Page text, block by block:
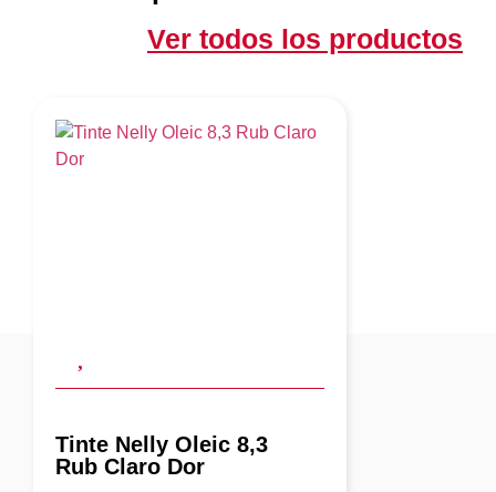
Ver todos los productos
Tinte Nelly Oleic 8,3
Rub Claro Dor